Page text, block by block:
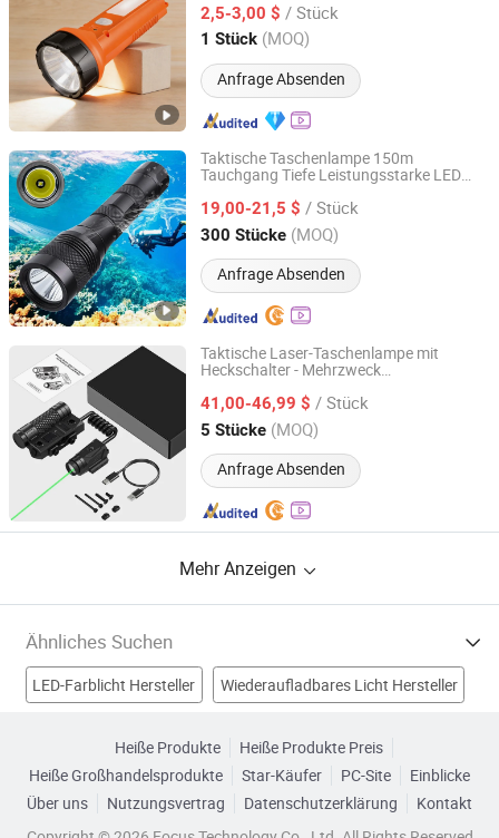
2,5-3,00 $ / Stück
1 Stück (MOQ)
Anfrage Absenden
Shandong, China Seit 2014
Taktische Taschenlampe 150m
Tauchgang Tiefe Leistungsstarke LED
wiederaufladbar wasserdicht Ipx8
Tauchlampe Tauchlampen
19,00-21,5 $ / Stück
300 Stücke (MOQ)
Anfrage Absenden
Better Swell Co., Ltd.
Guangdong, China Seit 2021
Taktische Laser-Taschenlampe mit
Heckschalter - Mehrzweck
Schienenmontage für Outdoor-, taktische
und Notfallnutzung
41,00-46,99 $ / Stück
5 Stücke (MOQ)
Anfrage Absenden
Dongguan Yijing Optoelectronic Technology Co., Ltd.
Guangdong, China Seit 2025
Mehr Anzeigen
Ähnliches Suchen
LED-Farblicht Hersteller Wiederaufladbares Licht Hersteller
LED-Lampe Fabriken led-straßenbeleuchtung Fabriken
Heiße Produkte
Heiße Produkte Preis
Heiße Großhandelsprodukte
Star-Käufer PC-Site
Einblicke
Über uns
Nutzungsvertrag Datenschutzerklärung
Kontakt